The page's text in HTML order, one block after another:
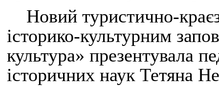
Новий туристично-
історико-культурним
культура» презентувала
історичних наук Тетяна